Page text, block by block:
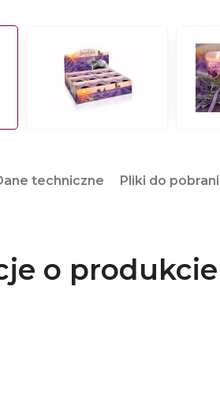
techniczne Pliki do
o produkcie